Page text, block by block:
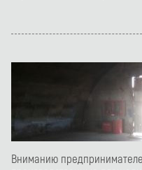
Вниманию